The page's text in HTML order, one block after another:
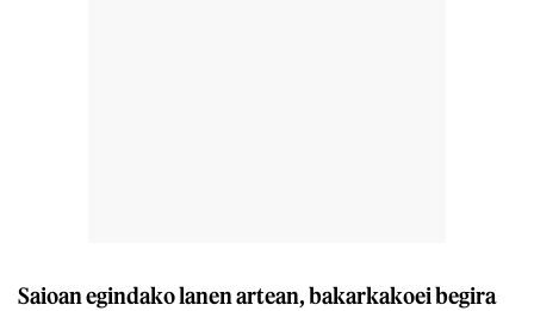
Saioan egindako lanen artean, bakarkakoei begira